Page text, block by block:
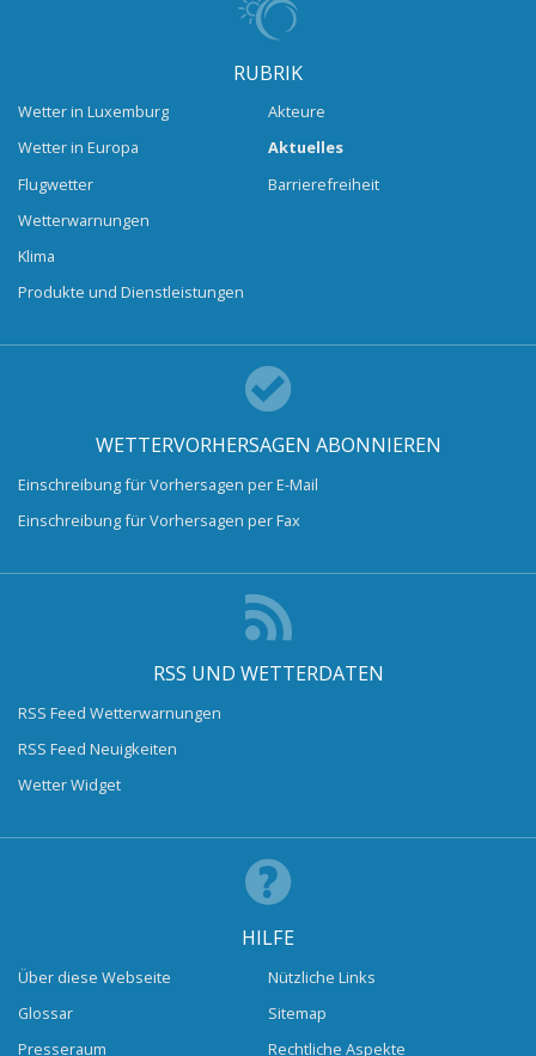
RUBRIK
Wetter in Luxemburg
Wetter in Europa
Flugwetter
Wetterwarnungen
Klima
Produkte und Dienstleistungen
Akteure
Aktuelles
Barrierefreiheit
WETTERVORHERSAGEN ABONNIEREN
Einschreibung für Vorhersagen per E-Mail
Einschreibung für Vorhersagen per Fax
RSS UND WETTERDATEN
RSS Feed Wetterwarnungen
RSS Feed Neuigkeiten
Wetter Widget
HILFE
Über diese Webseite
Glossar
Presseraum
Nützliche Links
Sitemap
Rechtliche Aspekte